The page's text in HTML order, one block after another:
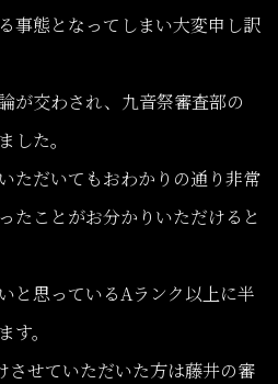
事態となってしまい大変申し訳
が交わされ、九音祭審査部の
した。
ただいてもおわかりの通り非常
たことがお分かりいただけると
と思っているAランク以上に半
。
させていただいた方は藤井の審